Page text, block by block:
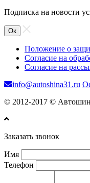
Подписка на новости
Ок
Положение о
Согласие на
Согласие на
info@autoshina31.ru
© 2012-2017 ©
Заказать звонок
Имя
Телефон